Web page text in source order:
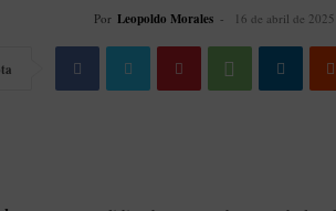
Por Leopoldo Morales - 16 de abril de 2025